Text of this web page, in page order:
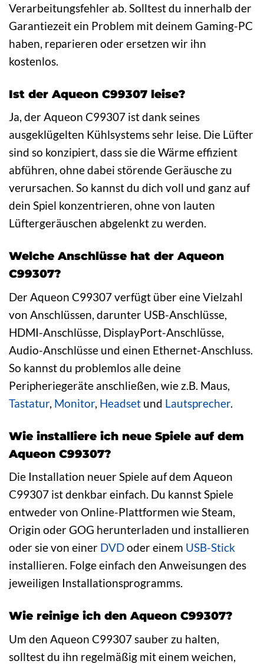
Verarbeitungsfehler ab. Solltest du innerhalb der
Garantiezeit ein Problem mit deinem Gaming-PC
haben, reparieren oder ersetzen wir ihn
kostenlos.
Ist der Aqueon C99307 leise?
Ja, der Aqueon C99307 ist dank seines
ausgeklügelten Kühlsystems sehr leise. Die Lüfter
sind so konzipiert, dass sie die Wärme effizient
abführen, ohne dabei störende Geräusche zu
verursachen. So kannst du dich voll und ganz auf
dein Spiel konzentrieren, ohne von lauten
Lüftergeräuschen abgelenkt zu werden.
Welche Anschlüsse hat der Aqueon
C99307?
Der Aqueon C99307 verfügt über eine Vielzahl
von Anschlüssen, darunter USB-Anschlüsse,
HDMI-Anschlüsse, DisplayPort-Anschlüsse,
Audio-Anschlüsse und einen Ethernet-Anschluss.
So kannst du problemlos alle deine
Peripheriegeräte anschließen, wie z.B. Maus,
Tastatur, Monitor, Headset und Lautsprecher.
Wie installiere ich neue Spiele auf dem
Aqueon C99307?
Die Installation neuer Spiele auf dem Aqueon
C99307 ist denkbar einfach. Du kannst Spiele
entweder von Online-Plattformen wie Steam,
Origin oder GOG herunterladen und installieren
oder sie von einer DVDoder einem USB-Stick
installieren. Folge einfach den Anweisungen des
jeweiligen Installationsprogramms.
Wie reinige ich den Aqueon C99307?
Um den Aqueon C99307 sauber zu halten,
solltest du ihn regelmäßig mit einem weichen,